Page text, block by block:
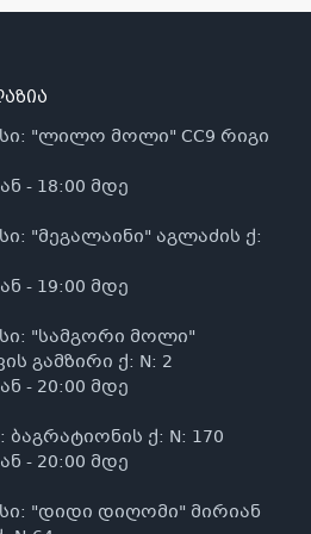
"ლილო მოლი" CC9 რიგი
- 18:00 მდე
"მეგალაინი" აგლაძის ქ:
- 19:00 მდე
"სამგორი მოლი"
გამზირი ქ: N: 2
- 20:00 მდე
ბაგრატიონის ქ: N: 170
- 20:00 მდე
"დიდი დიღომი" მირიან